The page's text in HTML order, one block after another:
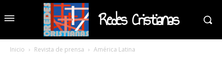
Redes Cristianas
Inicio Revista de prensa América Latina